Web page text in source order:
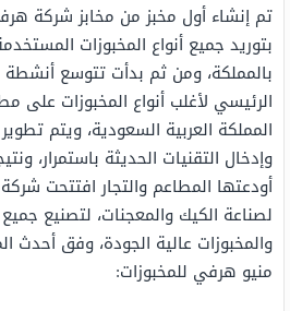
بتوريد جميع أنواع المخبوزات
بالمملكة، ومن ثم بدأت تتوسع أنشطة
الرئيسي لأغلب أنواع المخبوزات على
المملكة العربية السعودية، ويتم
وإدخال التقنيات الحديثة باستمرار،
لصناعة الكيك والمعجنات، لتصنيع جميع
والمخبوزات عالية الجودة، وفق أحدث
منيو هرفي للمخبوزات: